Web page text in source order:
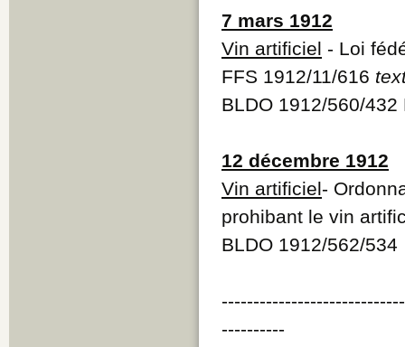
7 mars 1912
Vin artificiel - Loi
FFS 1912/11/616
BLDO 1912/560/
12 décembre 1912
Vin artificiel-
prohibant le vin
BLDO 1912/562/534
----------